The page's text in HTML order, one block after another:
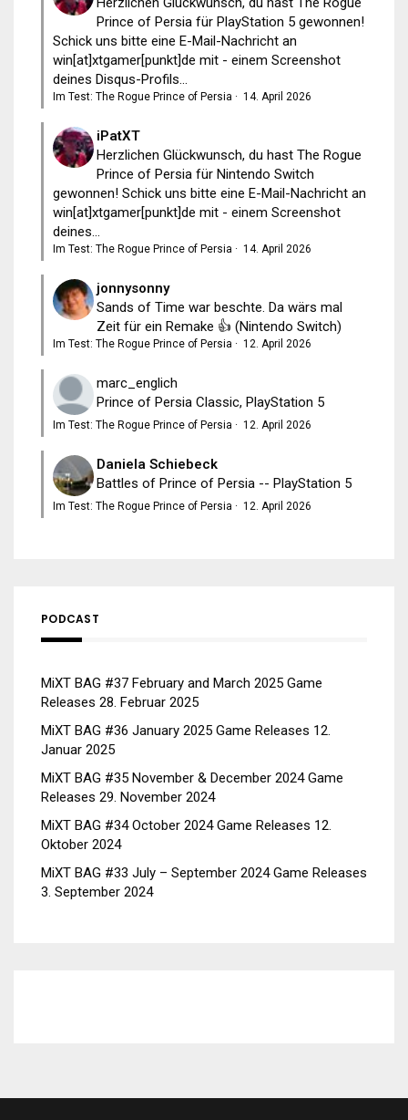
Prince of Persia für PlayStation 5 gewonnen!
Schick uns bitte eine E-Mail-Nachricht an
win[at]xtgamer[punkt]de mit - einem Screenshot
deines Disqus-Profils...
Im Test: The Rogue Prince of Persia · 14. April 2026
iPatXT
Herzlichen Glückwunsch, du hast The Rogue
Prince of Persia für Nintendo Switch
gewonnen! Schick uns bitte eine E-Mail-Nachricht an
win[at]xtgamer[punkt]de mit - einem Screenshot
deines...
Im Test: The Rogue Prince of Persia · 14. April 2026
jonnysonny
Sands of Time war beschte. Da wärs mal
Zeit für ein Remake 👍 (Nintendo Switch)
Im Test: The Rogue Prince of Persia · 12. April 2026
marc_englich
Prince of Persia Classic, PlayStation 5
Im Test: The Rogue Prince of Persia · 12. April 2026
Daniela Schiebeck
Battles of Prince of Persia -- PlayStation 5
Im Test: The Rogue Prince of Persia · 12. April 2026
PODCAST
MiXT BAG #37 February and March 2025 Game
Releases 28. Februar 2025
MiXT BAG #36 January 2025 Game Releases 12.
Januar 2025
MiXT BAG #35 November & December 2024 Game
Releases 29. November 2024
MiXT BAG #34 October 2024 Game Releases 12.
Oktober 2024
MiXT BAG #33 July – September 2024 Game Releases
3. September 2024